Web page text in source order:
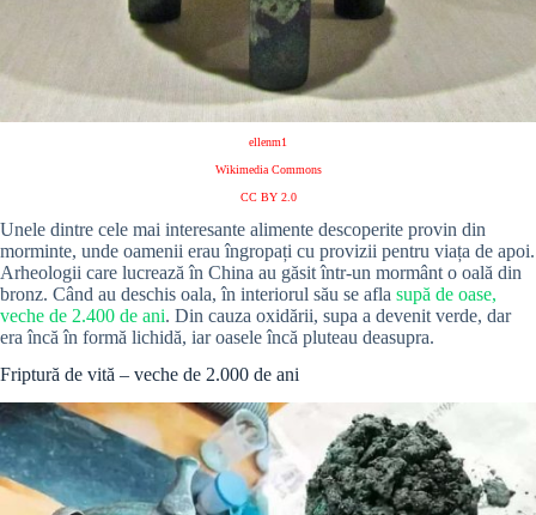
ellenm1
Wikimedia Commons
CC BY 2.0
Unele dintre cele mai interesante alimente descoperite provin din
morminte, unde oamenii erau îngropați cu provizii pentru viața de apoi.
Arheologii care lucrează în China au găsit într-un mormânt o oală din
bronz. Când au deschis oala, în interiorul său se afla supă de oase,
veche de 2.400 de ani. Din cauza oxidării, supa a devenit verde, dar
era încă în formă lichidă, iar oasele încă pluteau deasupra.
Friptură de vită – veche de 2.000 de ani